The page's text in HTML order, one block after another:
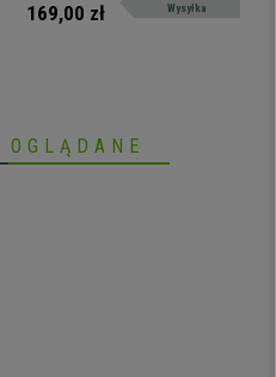
150 kg
udźwig do 150 kg. Idealny
169,00 zł
Wysyłka
OGLĄDANE